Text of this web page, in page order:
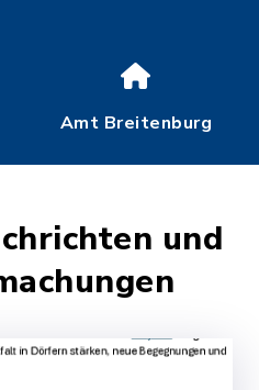
Amt Breitenburg
und